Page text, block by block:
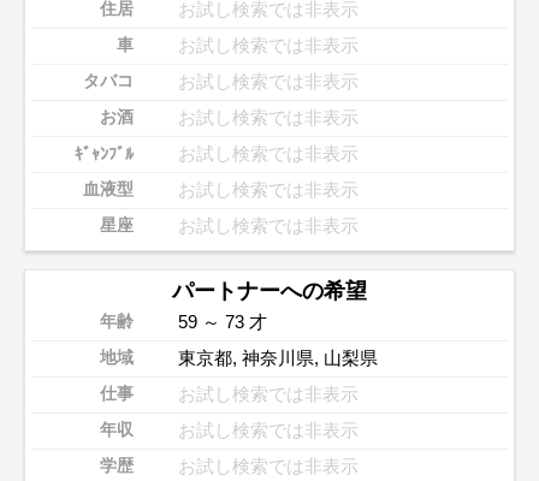
住居 お試し検索では非表示
車 お試し検索では非表示
タバコ お試し検索では非表示
お酒 お試し検索では非表示
ｷﾞｬﾝﾌﾞﾙ お試し検索では非表示
血液型 お試し検索では非表示
星座 お試し検索では非表示
パートナーへの希望
年齢 59 ～ 73 才
地域 東京都, 神奈川県, 山梨県
仕事 お試し検索では非表示
年収 お試し検索では非表示
学歴 お試し検索では非表示